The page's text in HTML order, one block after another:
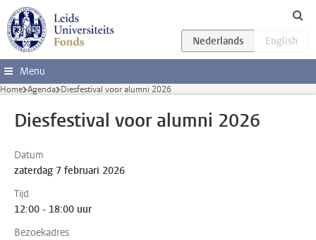
Ga direct naar de inhoud
Menu
Home Agenda Diesfestival voor alumni 2026
Diesfestival voor alumni 2026
Datum
zaterdag 7 februari 2026
Tijd
12:00 - 18:00 uur
Bezoekadres